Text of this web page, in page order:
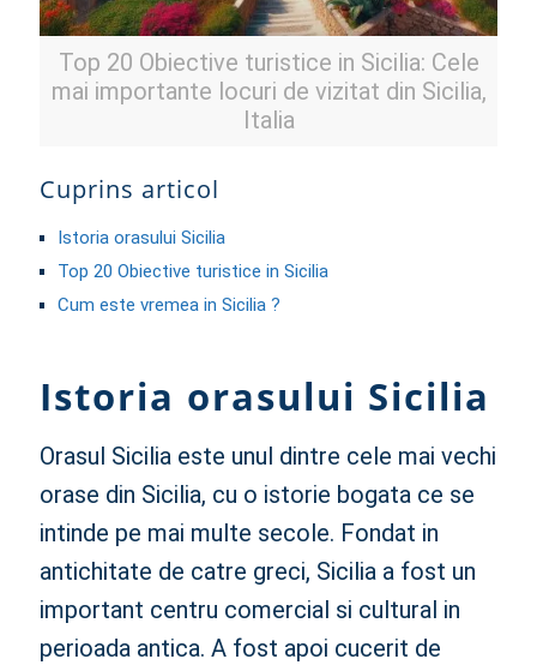
Top 20 Obiective turistice in Sicilia: Cele
mai importante locuri de vizitat din Sicilia,
Italia
Cuprins articol
Istoria orasului Sicilia
Top 20 Obiective turistice in Sicilia
Cum este vremea in Sicilia ?
Istoria orasului Sicilia
Orasul Sicilia este unul dintre cele mai vechi
orase din Sicilia, cu o istorie bogata ce se
intinde pe mai multe secole. Fondat in
antichitate de catre greci, Sicilia a fost un
important centru comercial si cultural in
perioada antica. A fost apoi cucerit de